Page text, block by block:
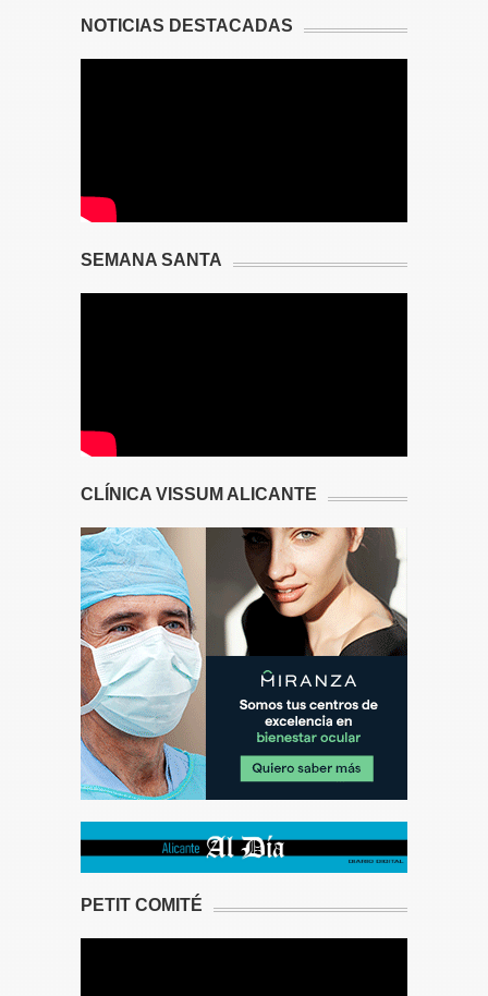
NOTICIAS DESTACADAS
SEMANA SANTA
CLÍNICA VISSUM ALICANTE
PETIT COMITÉ